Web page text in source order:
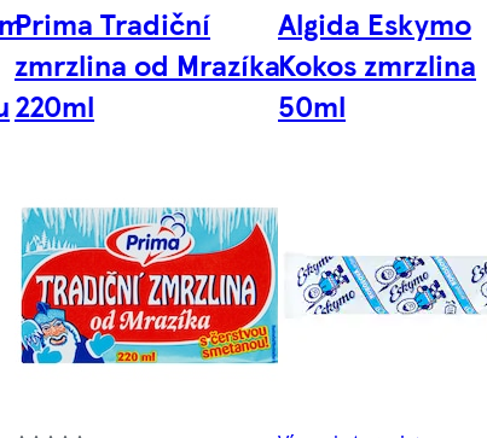
Prima Tradiční
zmrzlina od Mrazíka
220ml
Algida Eskymo
Kokos zmrzlina
50ml